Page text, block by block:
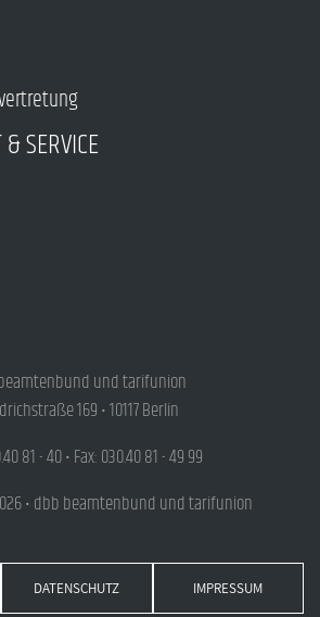
SERVICE
und tarifunion
169 • 10117 Berlin
81 - 40 • Fax: 030.40 81 - 49 99
• dbb beamtenbund und tarifunion
DATENSCHUTZ IMPRESSUM